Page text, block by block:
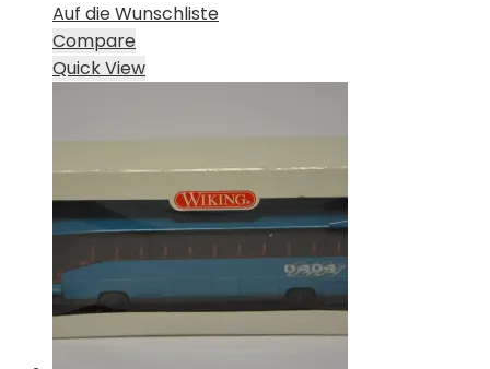
Auf die Wunschliste
Compare
Quick View